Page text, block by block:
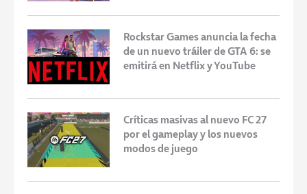
Rockstar Games anuncia la fecha
de un nuevo tráiler de GTA 6: se
emitirá en Netflix y YouTube
Críticas masivas al nuevo FC 27
por el gameplay y los nuevos
modos de juego